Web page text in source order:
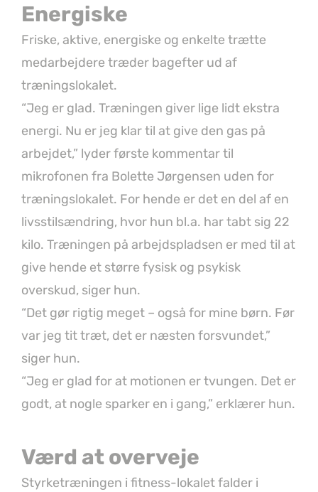
Energiske
Friske, aktive, energiske og enkelte trætte
medarbejdere træder bagefter ud af
træningslokalet.
“Jeg er glad. Træningen giver lige lidt ekstra
energi. Nu er jeg klar til at give den gas på
arbejdet,” lyder første kommentar til
mikrofonen fra Bolette Jørgensen uden for
træningslokalet. For hende er det en del af en
livsstilsændring, hvor hun bl.a. har tabt sig 22
kilo. Træningen på arbejdspladsen er med til at
give hende et større fysisk og psykisk
overskud, siger hun.
“Det gør rigtig meget – også for mine børn. Før
var jeg tit træt, det er næsten forsvundet,”
siger hun.
“Jeg er glad for at motionen er tvungen. Det er
godt, at nogle sparker en i gang,” erklærer hun.
Værd at overveje
Styrketræningen i fitness-lokalet falder i